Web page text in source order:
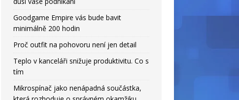
Goodgame Empire vás bude bavit
minimálně 200 hodin
Proč outfit na pohovoru není jen detail
Teplo v kanceláři snižuje produktivitu. Co s
tím
Mikrospínač jako nenápadná součástka,